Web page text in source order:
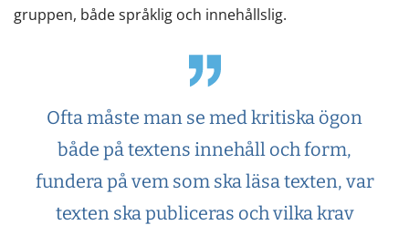
gruppen, både språklig och innehållslig.
Ofta måste man se med kritiska ögon
både på textens innehåll och form,
fundera på vem som ska läsa texten, var
texten ska publiceras och vilka krav